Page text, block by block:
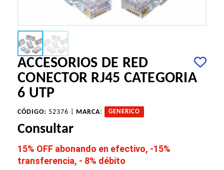
ACCESORIOS DE RED
CONECTOR RJ45 CATEGORIA
6 UTP
CÓDIGO: 52376 | MARCA: GENERICO
Consultar
15% OFF abonando en efectivo, -15%
transferencia, - 8% débito